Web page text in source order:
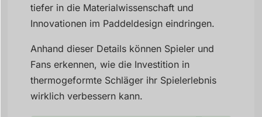
tiefer in die Materialwissenschaft und
Innovationen im Paddeldesign eindringen.
Anhand dieser Details können Spieler und
Fans erkennen, wie die Investition in
thermogeformte Schläger ihr Spielerlebnis
wirklich verbessern kann.